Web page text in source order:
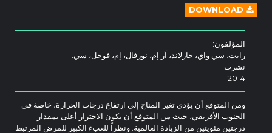
DOWNLOAD
المؤلفون:
رايت، سي واي، جارلاند، آر إم، نورفال، إم، فوجل، سي.
نشرت:
2014
ومن المتوقع أن يؤدي تغير المناخ إلى ارتفاع درجات الحرارة، خاصة في
الجنوب الأفريقي، حيث من المتوقع أن يكون الاحترار أعلى بمقدار
درجتين مئويتين من الزيادة العالمية. ونظراً للعبء الكبير للمرض المرتبط